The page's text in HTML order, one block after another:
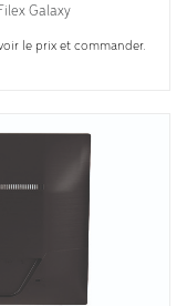
Galaxy
le prix et commander.